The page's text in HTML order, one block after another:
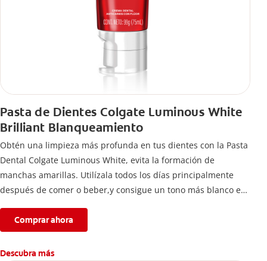
Pasta de Dientes Colgate Luminous White
Brilliant Blanqueamiento
Obtén una limpieza más profunda en tus dientes con la Pasta
Dental Colgate Luminous White, evita la formación de
manchas amarillas. Utilízala todos los días principalmente
después de comer o beber,y consigue un tono más blanco en
Comprar ahora
Descubra más